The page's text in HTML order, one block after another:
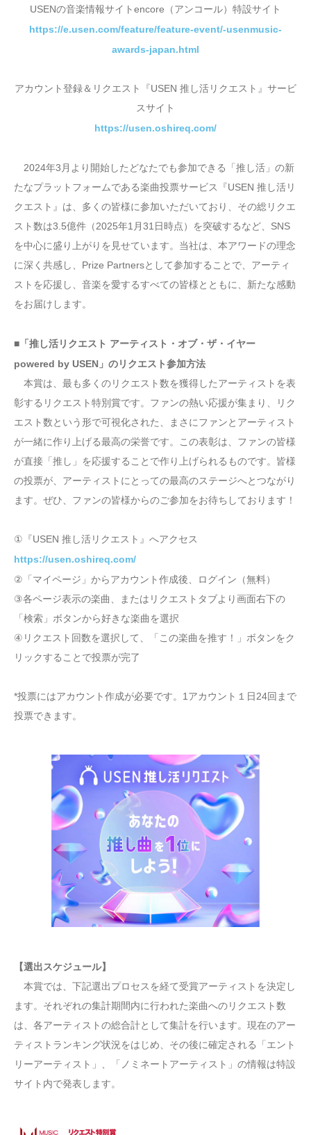
USENの音楽情報サイトencore（アンコール）特設サイト
https://e.usen.com/feature/feature-event/-usenmusic-
awards-japan.html
アカウント登録＆リクエスト『USEN 推し活リクエスト』サービ
スサイト
https://usen.oshireq.com/
2024年3月より開始したどなたでも参加できる「推し活」の新
たなプラットフォームである楽曲投票サービス『USEN 推し活リ
クエスト』は、多くの皆様に参加いただいており、その総リクエ
スト数は3.5億件（2025年1月31日時点）を突破するなど、SNS
を中心に盛り上がりを見せています。当社は、本アワードの理念
に深く共感し、Prize Partnersとして参加することで、アーティ
ストを応援し、音楽を愛するすべての皆様とともに、新たな感動
をお届けします。
■「推し活リクエスト アーティスト・オブ・ザ・イヤー
powered by USEN」のリクエスト参加方法
本賞は、最も多くのリクエスト数を獲得したアーティストを表
彰するリクエスト特別賞です。ファンの熱い応援が集まり、リク
エスト数という形で可視化された、まさにファンとアーティスト
が一緒に作り上げる最高の栄誉です。この表彰は、ファンの皆様
が直接「推し」を応援することで作り上げられるものです。皆様
の投票が、アーティストにとっての最高のステージへとつながり
ます。ぜひ、ファンの皆様からのご参加をお待ちしております！
①『USEN 推し活リクエスト』へアクセス
https://usen.oshireq.com/
②「マイページ」からアカウント作成後、ログイン（無料）
③各ページ表示の楽曲、またはリクエストタブより画面右下の
「検索」ボタンから好きな楽曲を選択
④リクエスト回数を選択して、「この楽曲を推す！」ボタンをク
リックすることで投票が完了
*投票にはアカウント作成が必要です。1アカウント１日24回まで
投票できます。
【選出スケジュール】
本賞では、下記選出プロセスを経て受賞アーティストを決定し
ます。それぞれの集計期間内に行われた楽曲へのリクエスト数
は、各アーティストの総合計として集計を行います。現在のアー
ティストランキング状況をはじめ、その後に確定される「エント
リーアーティスト」、「ノミネートアーティスト」の情報は特設
サイト内で発表します。